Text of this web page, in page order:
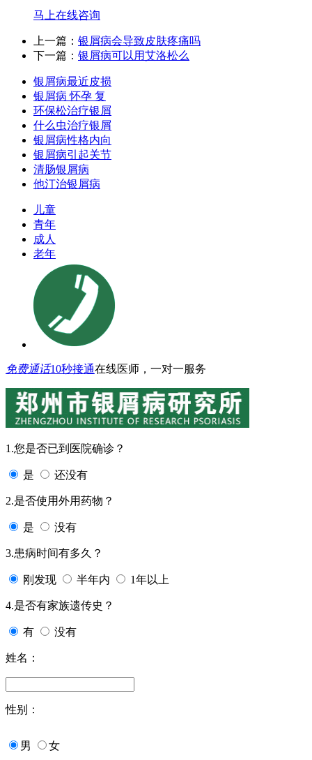
马上在线咨询
上一篇： 银屑病会导致皮肤疼痛吗
下一篇： 银屑病可以用艾洛松么
银屑病最近皮损
银屑病 怀孕 复
环保松治疗银屑
什么虫治疗银屑
银屑病性格内向
银屑病引起关节
清肠银屑病
他汀治银屑病
儿童
青年
成人
老年
免费通话10秒接通在线医师，一对一服务
1.您是否已到医院确诊？
是 还没有
2.是否使用外用药物？
是 没有
3.患病时间有多久？
刚发现 半年内 1年以上
4.是否有家族遗传史？
有 没有
姓名：
性别：
男 女